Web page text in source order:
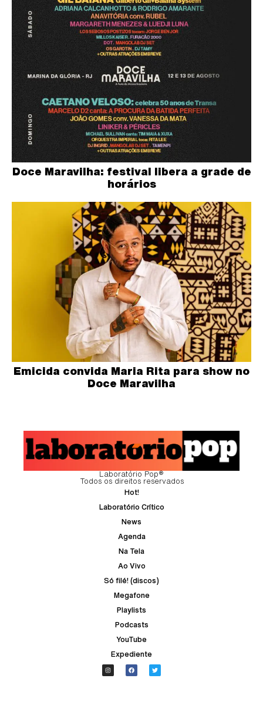
Doce Maravilha: festival libera a grade de
horários
Emicida convida Maria Rita para show no
Doce Maravilha
Laboratório Pop®
Todos os direitos reservados
Hot!
Laboratório Crítico
News
Agenda
Na Tela
Ao Vivo
Só filé! (discos)
Megafone
Playlists
Podcasts
YouTube
Expediente